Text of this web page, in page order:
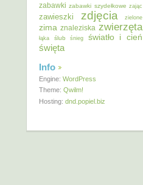
zabawki zabawki szydełkowe zając
zawieszki zdjęcia zielone
zima znaleziska zwierzęta
łąka ślub śnieg światło i cień
święta
Info
Engine: WordPress
Theme: Qwilm!
Hosting: dnd.popiel.biz